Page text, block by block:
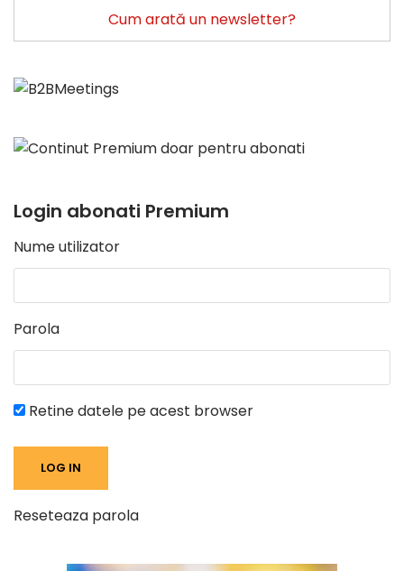
Cum arată un newsletter?
Login abonati Premium
Nume utilizator
Parola
Retine datele pe acest browser
Reseteaza parola